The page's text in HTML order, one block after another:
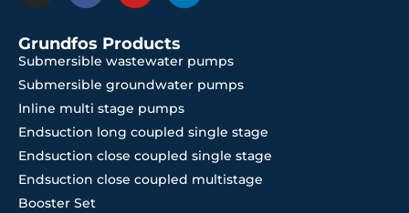
Grundfos Products
Submersible wastewater pumps
Submersible groundwater pumps
Inline multi stage pumps
Endsuction long coupled single stage
Endsuction close coupled single stage
Endsuction close coupled multistage
Booster Set